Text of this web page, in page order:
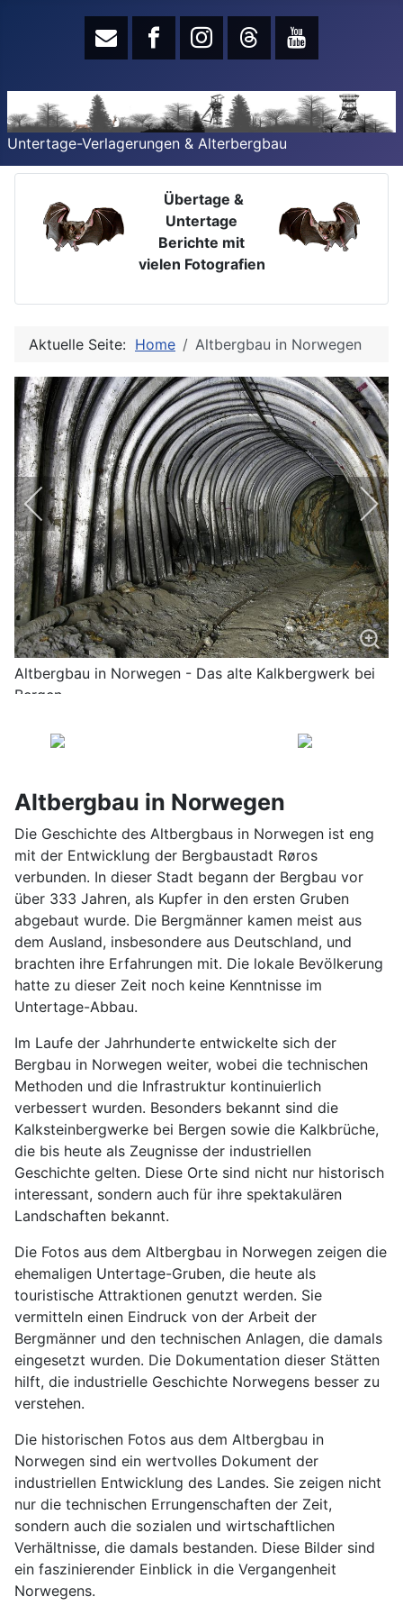
Untertage-Verlagerungen & Alterbergbau
Übertage &
Untertage
Berichte mit
vielen Fotografien
Aktuelle Seite: Home Altbergbau in Norwegen
Altbergbau in Norwegen - Das alte Kalkbergwerk bei
Bergen
Altbergbau in Norwegen
Die Geschichte des Altbergbaus in Norwegen ist eng
mit der Entwicklung der Bergbaustadt Røros
verbunden. In dieser Stadt begann der Bergbau vor
über 333 Jahren, als Kupfer in den ersten Gruben
abgebaut wurde. Die Bergmänner kamen meist aus
dem Ausland, insbesondere aus Deutschland, und
brachten ihre Erfahrungen mit. Die lokale Bevölkerung
hatte zu dieser Zeit noch keine Kenntnisse im
Untertage-Abbau.
Im Laufe der Jahrhunderte entwickelte sich der
Bergbau in Norwegen weiter, wobei die technischen
Methoden und die Infrastruktur kontinuierlich
verbessert wurden. Besonders bekannt sind die
Kalksteinbergwerke bei Bergen sowie die Kalkbrüche,
die bis heute als Zeugnisse der industriellen
Geschichte gelten. Diese Orte sind nicht nur historisch
interessant, sondern auch für ihre spektakulären
Landschaften bekannt.
Die Fotos aus dem Altbergbau in Norwegen zeigen die
ehemaligen Untertage-Gruben, die heute als
touristische Attraktionen genutzt werden. Sie
vermitteln einen Eindruck von der Arbeit der
Bergmänner und den technischen Anlagen, die damals
eingesetzt wurden. Die Dokumentation dieser Stätten
hilft, die industrielle Geschichte Norwegens besser zu
verstehen.
Die historischen Fotos aus dem Altbergbau in
Norwegen sind ein wertvolles Dokument der
industriellen Entwicklung des Landes. Sie zeigen nicht
nur die technischen Errungenschaften der Zeit,
sondern auch die sozialen und wirtschaftlichen
Verhältnisse, die damals bestanden. Diese Bilder sind
ein faszinierender Einblick in die Vergangenheit
Norwegens.